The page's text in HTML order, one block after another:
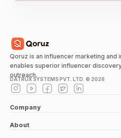
Qoruz is an influencer marketing and
enables superior influencer
outreach.
DATRUX SYSTEMS PVT. LTD. © 2026
Company
About